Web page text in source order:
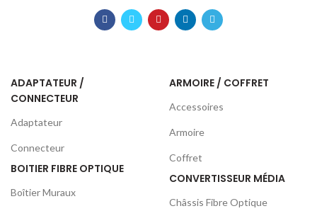
ADAPTATEUR /
CONNECTEUR
Adaptateur
Connecteur
BOITIER FIBRE OPTIQUE
Boîtier Muraux
ARMOIRE / COFFRET
Accessoires
Armoire
Coffret
CONVERTISSEUR MÉDIA
Châssis Fibre Optique